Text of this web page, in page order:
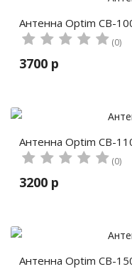
Антенна Optim CB-
(0)
3700 р
Антенна Optim CB-
(0)
3200 р
Антенна Optim CB-